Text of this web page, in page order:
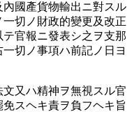
國產貨物輸出ニ對スル
切ノ財政的變更及改正
官報ニ發表シ之ヲ支那
切ノ事項ハ前記ノ日ヨ
又ハ精神ヲ無視スル官
スヘキ責ヲ負フヘキ旨